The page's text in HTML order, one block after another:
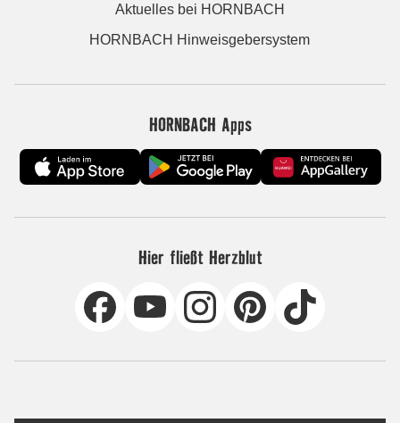
Aktuelles bei HORNBACH
HORNBACH Hinweisgebersystem
HORNBACH Apps
Hier fließt Herzblut